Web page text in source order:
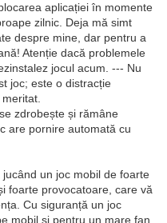
aplicației în momente
zilnic. Deja mă simt
despre mine, dar pentru a
Atenție dacă problemele
jocul acum. --- Nu
joc; este o distracție
zdrobește și rămâne
are pornire automată cu
un joc mobil de foarte
foarte provocatoare, care vă
Cu siguranță un joc
mobil și pentru un mare fan